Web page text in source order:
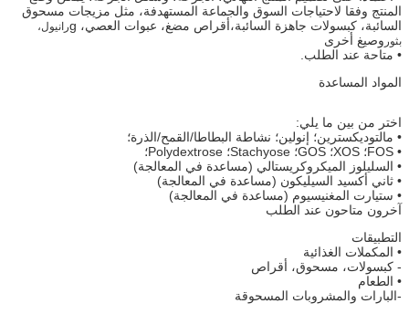
المنتج وفقا لاحتياجات السوق والجماعة المستهدفة، مثل مزيجات مسحوق
السائبة، كبسولات جاهزة السائبة،أقراص مضغ، عبوات العصي، g
رانيول،
بثور وصيغ أخرى
• متاحة عند الطلب.
المواد المساعدة
اختر من بين ما يلي:
• مالتوديكسترين؛ إنولين؛ نشاطة البطاطا/القمح/الذرة؛
• FOS؛ XOS؛ GOS؛ Stachyose؛ Polydextrose؛
• السليلوز الميكروكريستالي (مساعدة في المعالجة)
• ثاني أكسيد السيليكون (مساعدة في المعالجة)
• ستيارت المغنيسيوم (مساعدة في المعالجة)
آخرون متاحون عند الطلب
التطبيقات
• المكملات الغذائية
- كبسولات، مسحوق، أقراص
• الطعام
-البارات والمشروبات المسحوقة